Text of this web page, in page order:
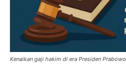
Kenaikan gaji hakim di era Presiden Prabowo